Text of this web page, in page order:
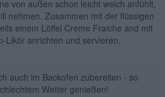
von außen schon leicht weich anfühlt,
nehmen. Zusammen mit der flüssigen
einem Löffel Creme Fraiche and mit
Likör anrichten und servieren.
auch im Backofen zubereiten - so
Wetter genießen!